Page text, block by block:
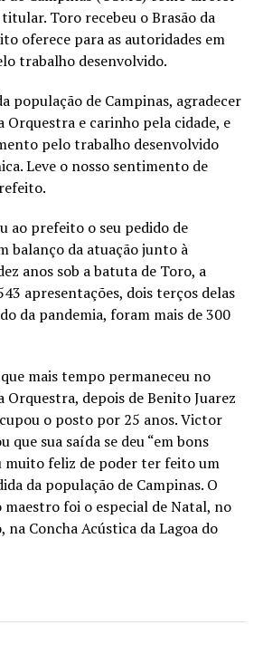
Toro recebeu o Brasão da
oferece para as autoridades em
trabalho desenvolvido.
população de Campinas, agradecer
Orquestra e carinho pela cidade, e
pelo trabalho desenvolvido
Leve o nosso sentimento de
ao prefeito o seu pedido de
balanço da atuação junto à
anos sob a batuta de Toro, a
apresentações, dois terços delas
da pandemia, foram mais de 300
mais tempo permaneceu no
Orquestra, depois de Benito Juarez
o posto por 25 anos. Victor
que sua saída se deu “em bons
muito feliz de poder ter feito um
da população de Campinas. O
foi o especial de Natal, no
na Concha Acústica da Lagoa do